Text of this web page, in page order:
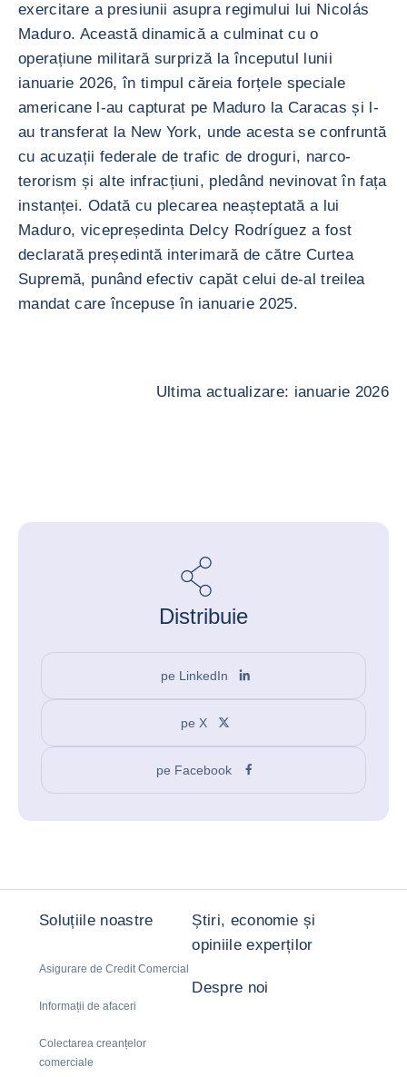
exercitare a presiunii asupra regimului lui Nicolás
Maduro. Această dinamică a culminat cu o
operațiune militară surpriză la începutul lunii
ianuarie 2026, în timpul căreia forțele speciale
americane l-au capturat pe Maduro la Caracas și l-
au transferat la New York, unde acesta se confruntă
cu acuzații federale de trafic de droguri, narco-
terorism și alte infracțiuni, pledând nevinovat în fața
instanței. Odată cu plecarea neașteptată a lui
Maduro, vicepreședinta Delcy Rodríguez a fost
declarată președintă interimară de către Curtea
Supremă, punând efectiv capăt celui de-al treilea
mandat care începuse în ianuarie 2025.
Ultima actualizare: ianuarie 2026
Distribuie
pe LinkedIn
pe X
pe Facebook
Soluțiile noastre
Asigurare de Credit Comercial
Informații de afaceri
Colectarea creanțelor
comerciale
Știri, economie și
opiniile experților
Despre noi